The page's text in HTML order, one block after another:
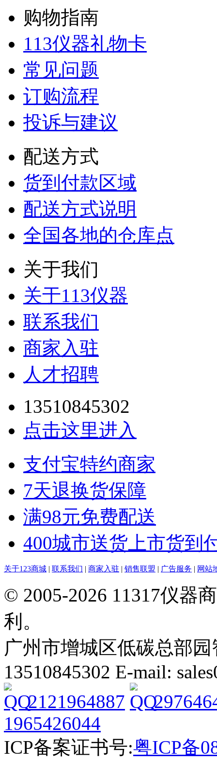
购物指南
113仪器礼物卡
常见问题
订购流程
投诉与建议
配送方式
货到付款区域
配送方式说明
全国各地的仓库点
关于我们
关于113仪器
联系我们
商家入驻
人才招聘
13510845302
点击这里进入
支付宝特约商家
7天退换货保障
满98元免费配送
400城市送货上市货到
关于123商城 | 联系我们 | 商家入驻 | 销售联盟 | 广告服务 | 网站
© 2005-2026 11317仪器
利。
广州市增城区低碳总部
13510845302 E-mail:
2121964887
1965426044
ICP备案证书号:粤ICP备